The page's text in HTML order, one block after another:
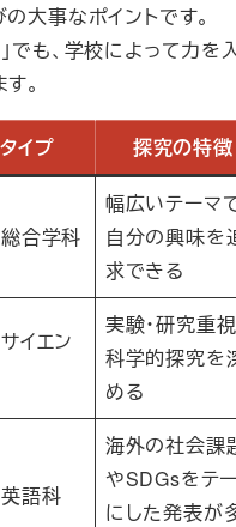
大事なポイントです。
でも、学校によって力を
。
イプ 探究の特徴
合学科
幅広いテーマで
自分の興味を
求できる
イエン
実験・研究重視
科学的探究を
める
語科
海外の社会課
やSDGsをテ
にした発表が